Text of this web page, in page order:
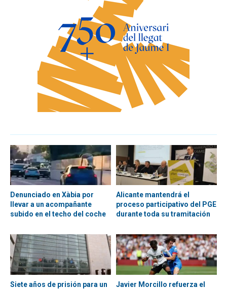
Denunciado en Xàbia por
llevar a un acompañante
subido en el techo del coche
Alicante mantendrá el
proceso participativo del PGE
durante toda su tramitación
Siete años de prisión para un
Javier Morcillo refuerza el